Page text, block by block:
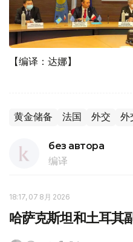
【编译：达娜】
黄金储备 法国 外交 外
без автора
编译
18:17, 07 8月 2026
哈萨克斯坦和土耳其